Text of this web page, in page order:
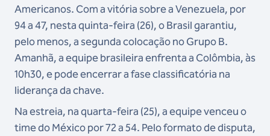
Americanos. Com a vitória sobre a Venezuela, por
94 a 47, nesta quinta-feira (26), o Brasil garantiu,
pelo menos, a segunda colocação no Grupo B.
Amanhã, a equipe brasileira enfrenta a Colômbia, às
10h30, e pode encerrar a fase classificatória na
liderança da chave.
Na estreia, na quarta-feira (25), a equipe venceu o
time do México por 72 a 54. Pelo formato de disputa,